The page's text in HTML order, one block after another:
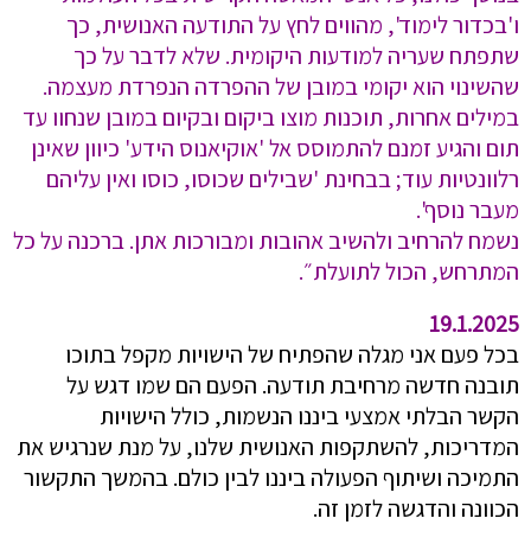
ו'בכדור לימוד', מהווים לחץ על התודעה האנושית, כך
שתפתח שעריה למודעות היקומית. שלא לדבר על כך
שהשינוי הוא יקומי במובן של ההפרדה הנפרדת מעצמה.
במילים אחרות, תוכנות מוצו ביקום ובקיום במובן שנחוו עד
תום והגיע זמנם להתמוסס אל 'אוקיאנוס הידע' כיוון שאינן
רלוונטיות עוד; בבחינת 'שבילים שכוסו, כוסו ואין עליהם
מעבר נוסף'.
נשמח להרחיב ולהשיב אהובות ומבורכות אתן. ברכנה על כל
המתרחש, הכול לתועלת״.
19.1.2025
בכל פעם אני מגלה שהפתיח של הישויות מקפל בתוכו
תובנה חדשה מרחיבת תודעה. הפעם הם שמו דגש על
הקשר הבלתי אמצעי ביננו הנשמות, כולל הישויות
המדריכות, להשתקפות האנושית שלנו, על מנת שנרגיש את
התמיכה ושיתוף הפעולה ביננו לבין כולם. בהמשך התקשור
הכוונה והדגשה לזמן זה.